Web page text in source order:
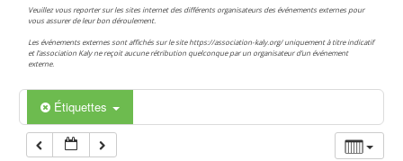
Veuillez vous reporter sur les sites internet des différents organisateurs des événements externes pour
vous assurer de leur bon déroulement.
Les événements externes sont affichés sur le site https://association-kaly.org/ uniquement à titre indicatif
et l’association Kaly ne reçoit aucune rétribution quelconque par un organisateur d’un événement
externe.
Étiquettes
04:00
05:00
06:00